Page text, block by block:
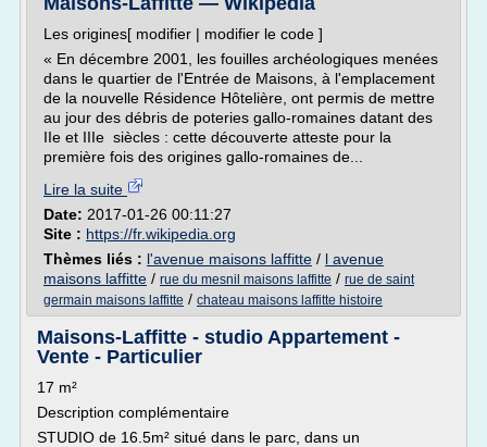
Les origines[ modifier | modifier le code ]
« En décembre 2001, les fouilles archéologiques menées
dans le quartier de l'Entrée de Maisons, à l'emplacement
de la nouvelle Résidence Hôtelière, ont permis de mettre
au jour des débris de poteries gallo-romaines datant des
IIe et IIIe siècles : cette découverte atteste pour la
première fois des origines gallo-romaines de...
Lire la suite
Date: 2017-01-26 00:11:27
Site : https://fr.wikipedia.org
Thèmes liés : l'avenue maisons laffitte / l avenue
maisons laffitte / rue du mesnil maisons laffitte / rue de saint
germain maisons laffitte / chateau maisons laffitte histoire
Maisons-Laffitte - studio Appartement -
Vente - Particulier
17 m²
Description complémentaire
STUDIO de 16.5m² situé dans le parc, dans un